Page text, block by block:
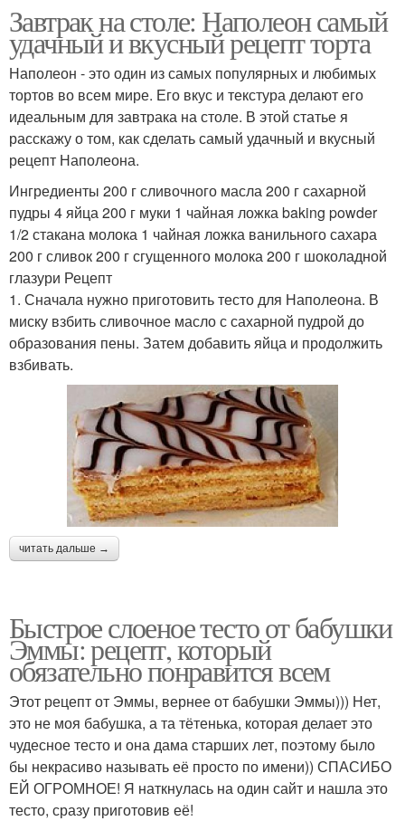
Завтрак на столе: Наполеон самый
удачный и вкусный рецепт торта
Наполеон - это один из самых популярных и любимых
тортов во всем мире. Его вкус и текстура делают его
идеальным для завтрака на столе. В этой статье я
расскажу о том, как сделать самый удачный и вкусный
рецепт Наполеона.
Ингредиенты 200 г сливочного масла 200 г сахарной
пудры 4 яйца 200 г муки 1 чайная ложка baking powder
1/2 стакана молока 1 чайная ложка ванильного сахара
200 г сливок 200 г сгущенного молока 200 г шоколадной
глазури Рецепт
1. Сначала нужно приготовить тесто для Наполеона. В
миску взбить сливочное масло с сахарной пудрой до
образования пены. Затем добавить яйца и продолжить
взбивать.
читать дальше →
Быстрое слоеное тесто от бабушки
Эммы: рецепт, который
обязательно понравится всем
Этот рецепт от Эммы, вернее от бабушки Эммы))) Нет,
это не моя бабушка, а та тётенька, которая делает это
чудесное тесто и она дама старших лет, поэтому было
бы некрасиво называть её просто по имени)) СПАСИБО
ЕЙ ОГРОМНОЕ! Я наткнулась на один сайт и нашла это
тесто, сразу приготовив её!